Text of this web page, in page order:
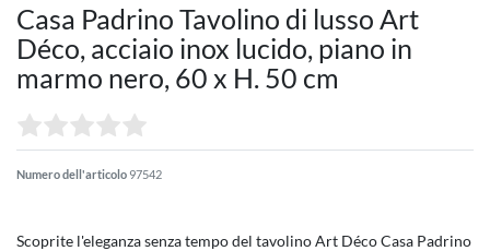
Casa Padrino Tavolino di lusso Art
Déco, acciaio inox lucido, piano in
marmo nero, 60 x H. 50 cm
Numero dell'articolo 97542
Scoprite l'eleganza senza tempo del tavolino Art Déco Casa Padrino